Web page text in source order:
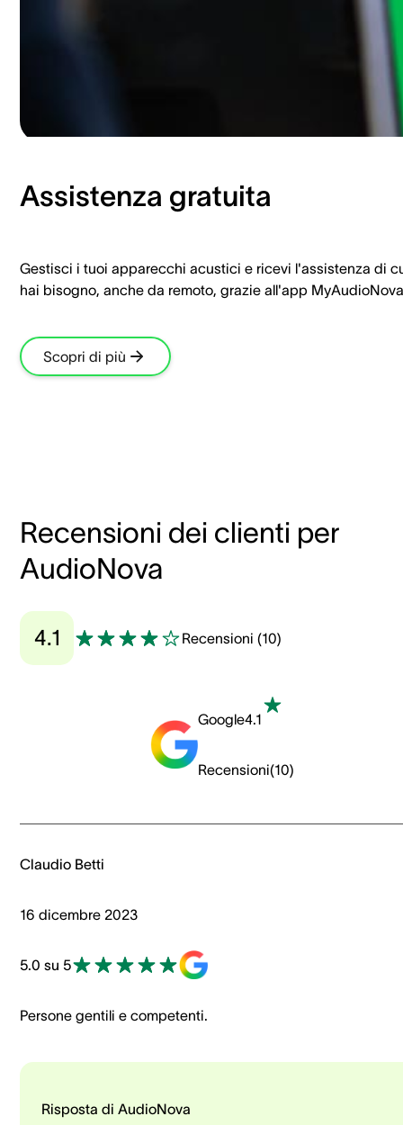
Assistenza gratuita
Gestisci i tuoi apparecchi acustici e ricevi l'assistenza di
hai bisogno, anche da remoto, grazie all'app
Scopri di più
Recensioni dei clienti per
AudioNova
4.1 Recensioni (10)
Google4.1
Recensioni(10)
Claudio Betti
16 dicembre 2023
5.0 su 5
Persone gentili e competenti.
Risposta di AudioNova